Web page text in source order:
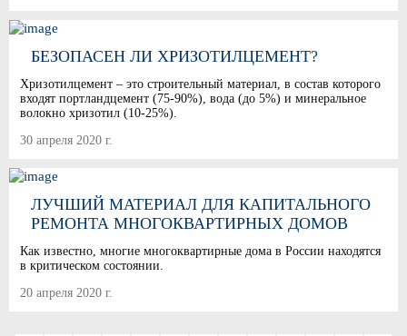
БЕЗОПАСЕН ЛИ ХРИЗОТИЛЦЕМЕНТ?
Хризотилцемент – это строительный материал, в состав которого
входят портландцемент (75-90%), вода (до 5%) и минеральное
волокно хризотил (10-25%).
30 апреля 2020 г.
ЛУЧШИЙ МАТЕРИАЛ ДЛЯ КАПИТАЛЬНОГО
РЕМОНТА МНОГОКВАРТИРНЫХ ДОМОВ
Как известно, многие многоквартирные дома в России находятся
в критическом состоянии.
20 апреля 2020 г.